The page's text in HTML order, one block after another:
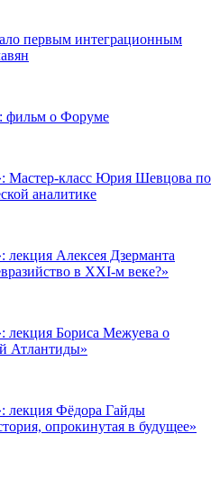
первым интеграционным
фильм о Форуме
Мастер-класс Юрия Шевцова по
аналитике
лекция Алексея Дзерманта
в XXI-м веке?»
лекция Бориса Межуева о
Атлантиды»
лекция Фёдора Гайды
опрокинутая в будущее»